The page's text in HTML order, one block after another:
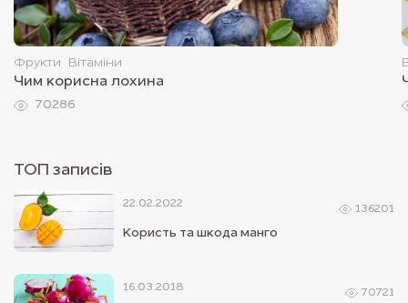
Фрукти Вітаміни
Чим корисна лохина
70286
ТОП записiв
22.02.2022
Користь та шкода манго
136201
16.03.2018 70721